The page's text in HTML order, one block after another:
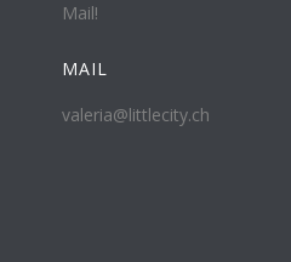
Mail!
MAIL
valeria@littlecity.ch